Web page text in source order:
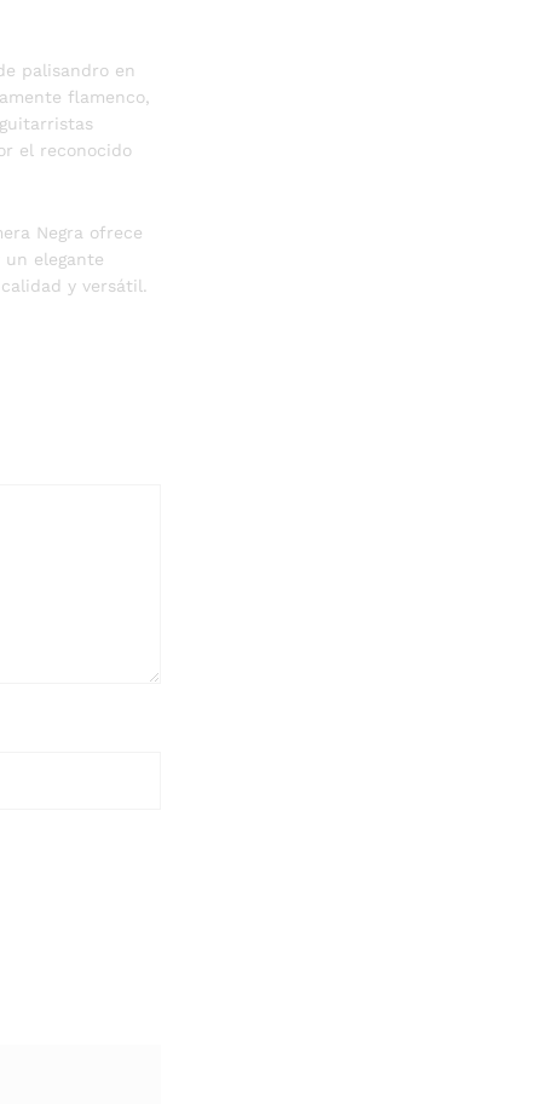
palisandro en
flamenco,
el reconocido
Negra ofrece
elegante
y versátil.